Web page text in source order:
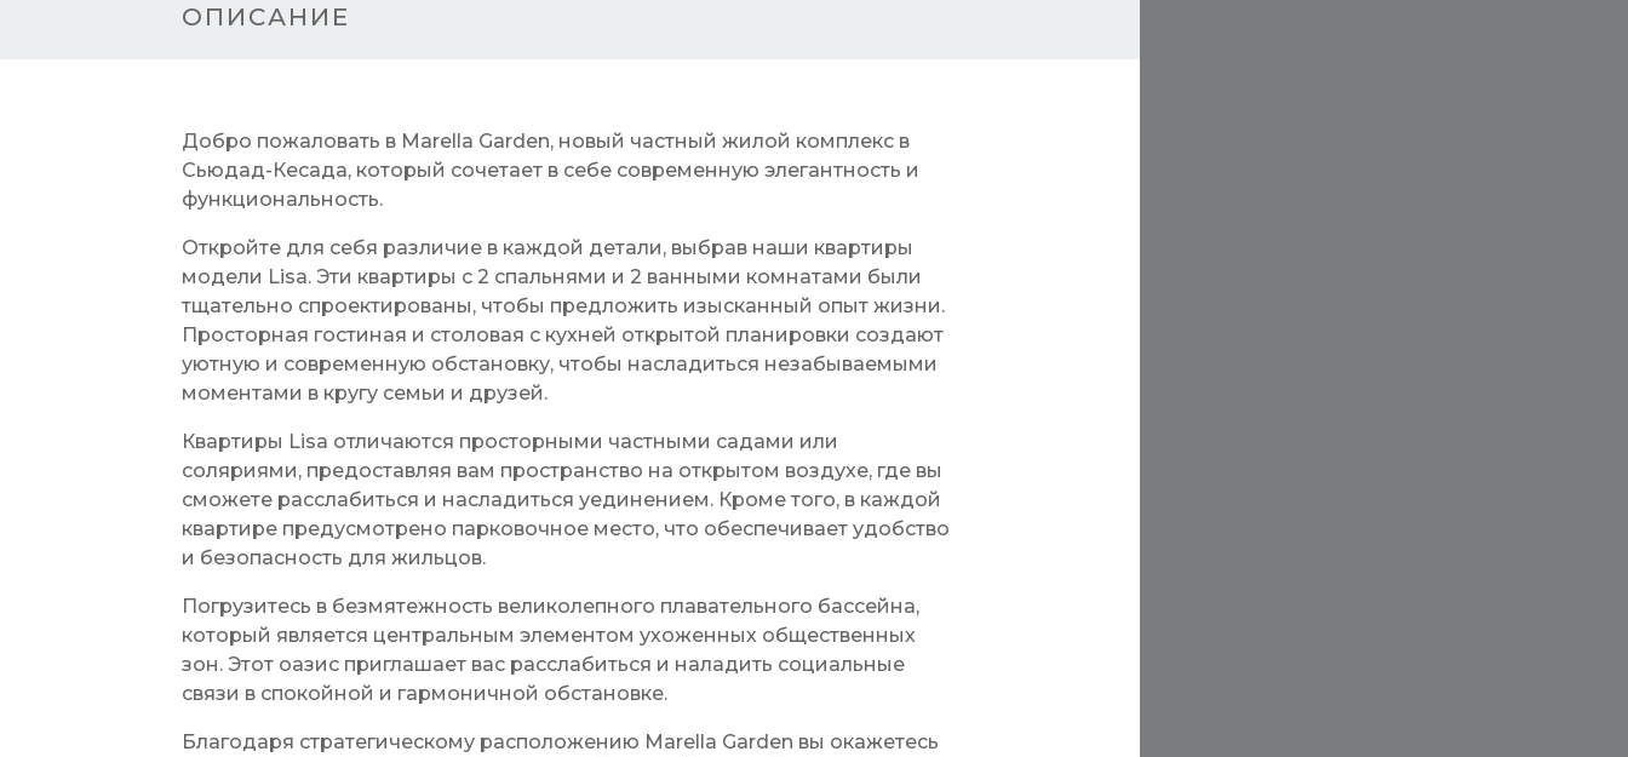
ОПИСАНИЕ
Добро пожаловать в Marella Garden, новый частный жилой комплекс в
Сьюдад-Кесада, который сочетает в себе современную элегантность и
функциональность.
Откройте для себя различие в каждой детали, выбрав наши квартиры
модели Lisa. Эти квартиры с 2 спальнями и 2 ванными комнатами были
тщательно спроектированы, чтобы предложить изысканный опыт жизни.
Просторная гостиная и столовая с кухней открытой планировки создают
уютную и современную обстановку, чтобы насладиться незабываемыми
моментами в кругу семьи и друзей.
Квартиры Lisa отличаются просторными частными садами или
соляриями, предоставляя вам пространство на открытом воздухе, где вы
сможете расслабиться и насладиться уединением. Кроме того, в каждой
квартире предусмотрено парковочное место, что обеспечивает удобство
и безопасность для жильцов.
Погрузитесь в безмятежность великолепного плавательного бассейна,
который является центральным элементом ухоженных общественных
зон. Этот оазис приглашает вас расслабиться и наладить социальные
связи в спокойной и гармоничной обстановке.
Благодаря стратегическому расположению Marella Garden вы окажетесь